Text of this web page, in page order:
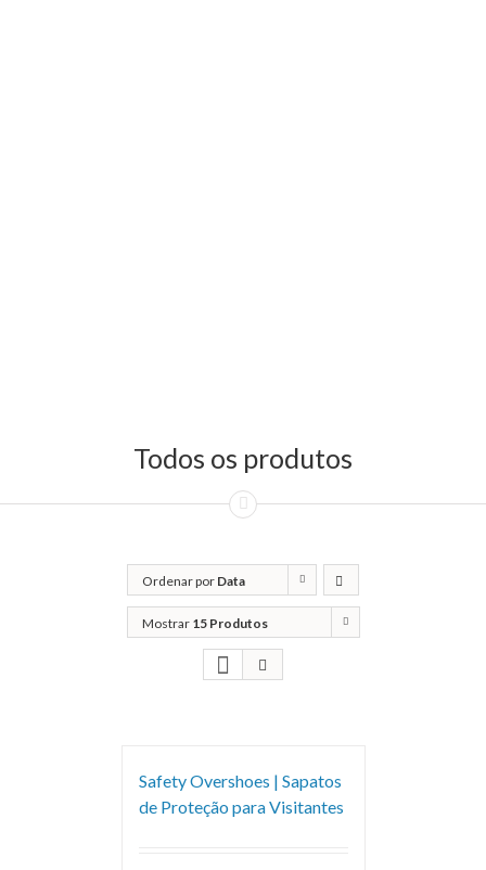
Todos os produtos
Ordenar por Data
Mostrar 15 Produtos
Safety Overshoes | Sapatos
de Proteção para Visitantes